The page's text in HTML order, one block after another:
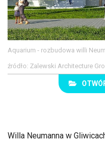
Aquarium - rozbudowa willi
źródło: Zalewski Architecture
Willa Neumanna w